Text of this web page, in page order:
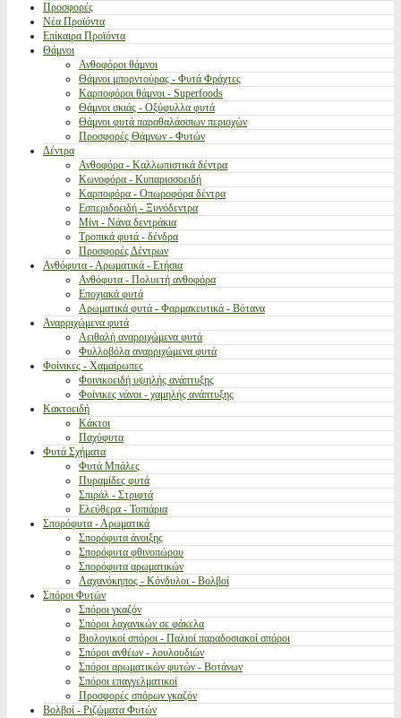
Προσφορές
Νέα Προϊόντα
Επίκαιρα Προϊόντα
Θάμνοι
Ανθοφόροι θάμνοι
Θάμνοι μπορντούρας - Φυτά Φράχτες
Καρποφόροι θάμνοι - Superfoods
Θάμνοι σκιάς - Οξύφυλλα φυτά
Θάμνοι φυτά παραθαλάσσιων περιοχών
Προσφορές Θάμνων - Φυτών
Δέντρα
Ανθοφόρα - Καλλωπιστικά δέντρα
Κωνοφόρα - Κυπαρισσοειδή
Καρποφόρα - Οπωροφόρα δέντρα
Εσπεριδοειδή - Ξυνόδεντρα
Μίνι - Νάνα δεντράκια
Τροπικά φυτά - δένδρα
Προσφορές Δέντρων
Ανθόφυτα - Αρωματικά - Ετήσια
Ανθόφυτα - Πολυετή ανθοφόρα
Εποχιακά φυτά
Αρωματικά φυτά - Φαρμακευτικά - Βότανα
Αναρριχώμενα φυτά
Αειθαλή αναρριχώμενα φυτά
Φυλλοβόλα αναρριχώμενα φυτά
Φοίνικες - Χαμαίρωπες
Φοινικοειδή υψηλής ανάπτυξης
Φοίνικες νάνοι - χαμηλής ανάπτυξης
Κακτοειδή
Κάκτοι
Παχύφυτα
Φυτά Σχήματα
Φυτά Μπάλες
Πυραμίδες φυτά
Σπιράλ - Στριφτά
Ελεύθερα - Τοπιάρια
Σπορόφυτα - Αρωματικά
Σπορόφυτα άνοιξης
Σπορόφυτα φθινοπώρου
Σπορόφυτα αρωματικών
Λαχανόκηπος - Κόνδυλοι - Βολβοί
Σπόροι Φυτών
Σπόροι γκαζόν
Σπόροι λαχανικών σε φάκελα
Βιολογικοί σπόροι - Παλιοί παραδοσιακοί σπόροι
Σπόροι ανθέων - λουλουδιών
Σπόροι αρωματικών φυτών - Βοτάνων
Σπόροι επαγγελματικοί
Προσφορές σπόρων γκαζόν
Βολβοί - Ριζώματα Φυτών